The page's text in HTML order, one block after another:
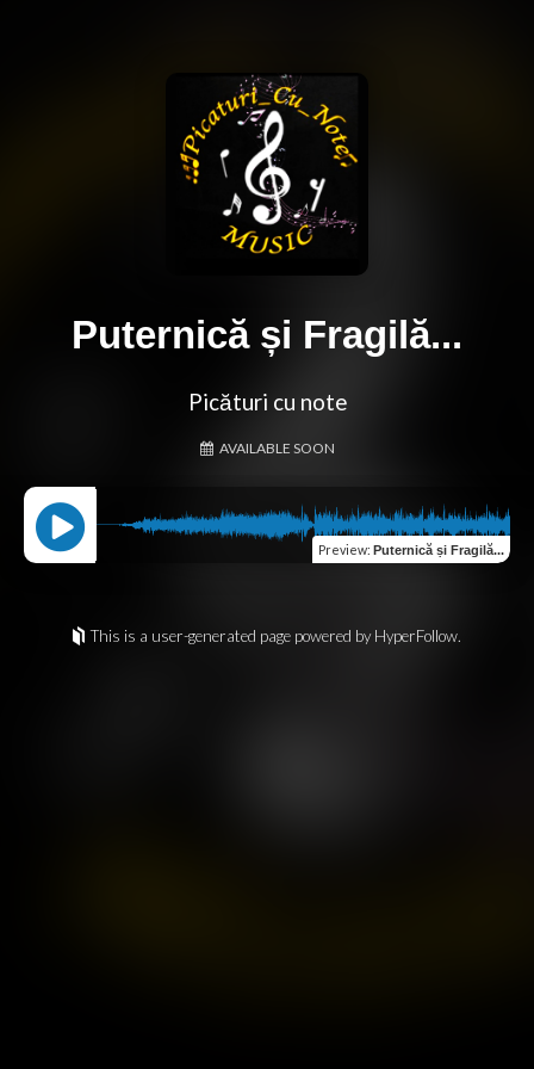
Puternică și Fragilă...
Picături cu note
AVAILABLE SOON
Preview: Puternică și Fragilă...
This is a user-generated page powered by HyperFollow.